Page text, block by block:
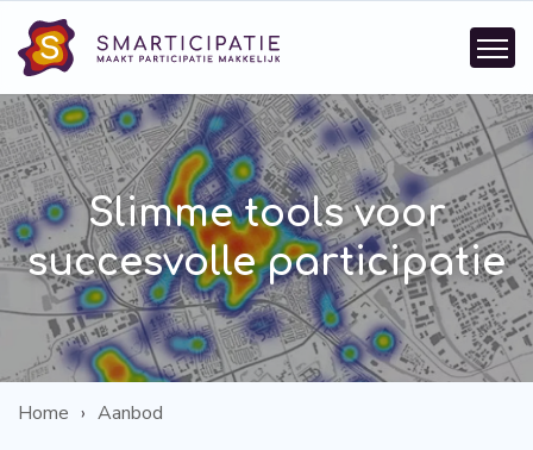
Slimme tools voor
succesvolle participatie
Home Aanbod